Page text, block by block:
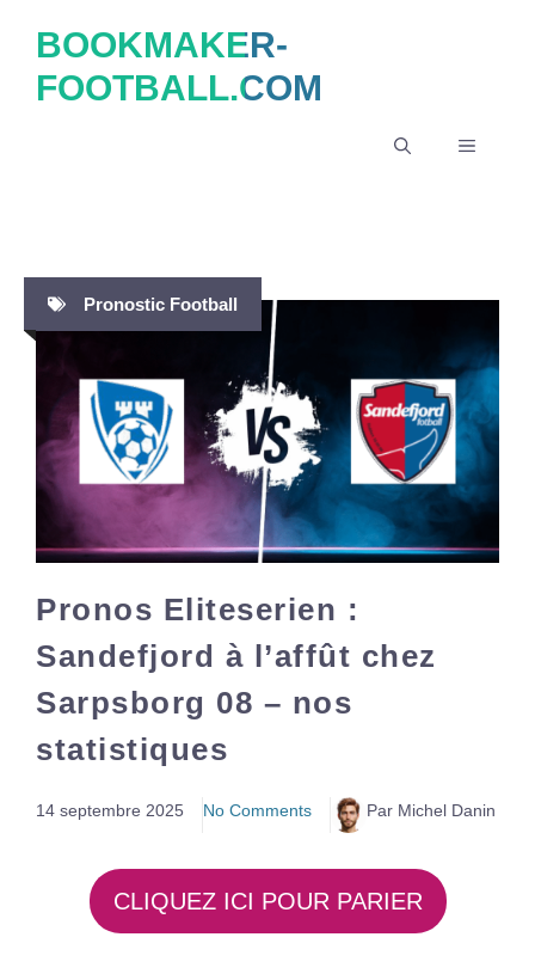
contenu
BOOKMAKER-
FOOTBALL.COM
MENU
Pronostic Football
Pronos Eliteserien :
Sandefjord à l’affût chez
Sarpsborg 08 – nos
statistiques
14 septembre 2025 No Comments Par Michel Danin
CLIQUEZ ICI POUR PARIER